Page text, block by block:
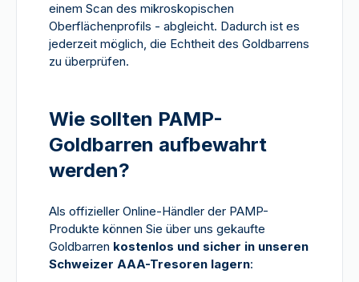
einem Scan des mikroskopischen
Oberflächenprofils - abgleicht. Dadurch ist es
jederzeit möglich, die Echtheit des Goldbarrens
zu überprüfen.
Wie sollten PAMP-
Goldbarren aufbewahrt
werden?
Als offizieller Online-Händler der PAMP-
Produkte können Sie über uns gekaufte
Goldbarren kostenlos und sicher in unseren
Schweizer AAA-Tresoren lagern: